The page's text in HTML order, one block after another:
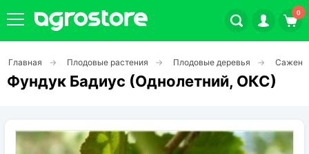
0
Плодовые кустарники
Декоративные растения
Главная Плодовые растения Плодовые деревья
Фундук Бадиус (Однолетний, ОКС)